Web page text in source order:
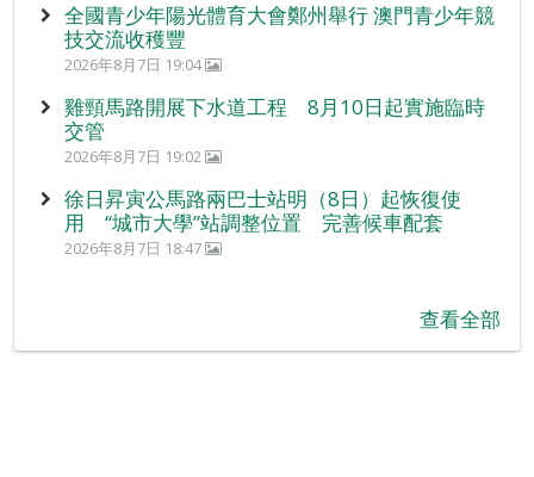
全國青少年陽光體育大會鄭州舉行 澳門青少年競
技交流收穫豐
2026年8月7日 19:04
雞頸馬路開展下水道工程 8月10日起實施臨時
交管
2026年8月7日 19:02
徐日昇寅公馬路兩巴士站明（8日）起恢復使
用 “城市大學”站調整位置 完善候車配套
2026年8月7日 18:47
查看全部